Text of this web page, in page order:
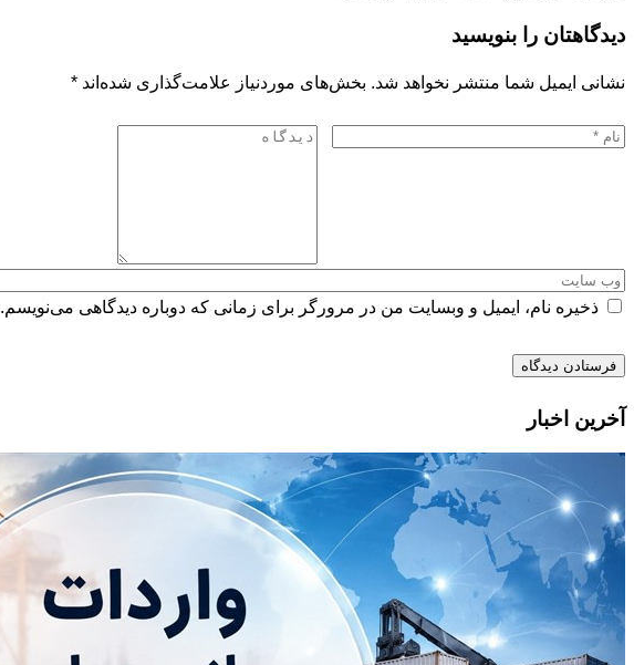
دیدگاهتان را بنویسید
نشانی ایمیل شما منتشر نخواهد شد. بخش‌های موردنیاز علامت‌گذاری شده‌اند *
ذخیره نام، ایمیل و وبسایت من در مرورگر برای زمانی که دوباره دیدگاهی می‌نویسم.
آخرین اخبار